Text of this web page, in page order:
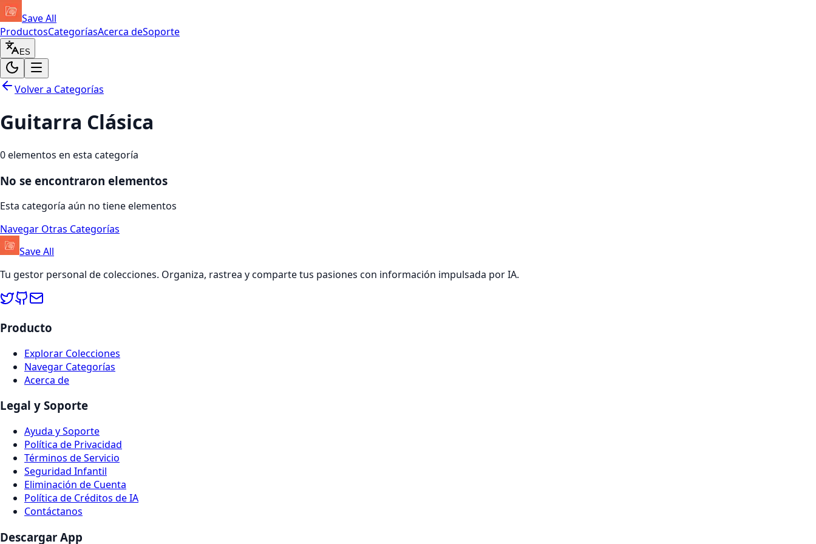
Save All
ProductosCategoríasAcerca deSoporte
ES
Volver a Categorías
Guitarra Clásica
0elementos en esta categoría
No se encontraron elementos
Esta categoría aún no tiene elementos
Navegar Otras Categorías
Save All
Tu gestor personal de colecciones. Organiza, rastrea y comparte tus pasiones con información impulsada por IA.
Producto
Explorar Colecciones
Navegar Categorías
Acerca de
Legal y Soporte
Ayuda y Soporte
Política de Privacidad
Términos de Servicio
Seguridad Infantil
Eliminación de Cuenta
Política de Créditos de IA
Contáctanos
Descargar App